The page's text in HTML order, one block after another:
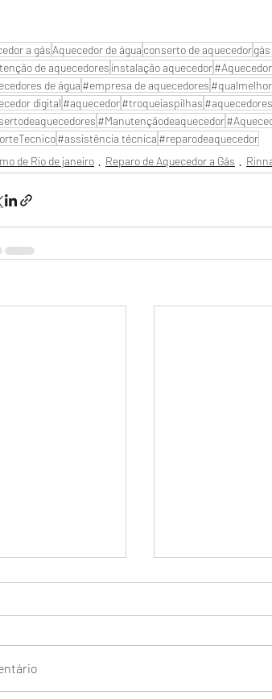
a gás Aquecedor de água conserto de aquecedor
de aquecedores instalação aquecedor
de água #empresa de aquecedores
digital #aquecedor#troqueiaspilhas
#Manutençãodeaquecedor
#assistência técnica #reparodeaquecedor
de Rio de janeiro
Reparo de Aquecedor a Gás